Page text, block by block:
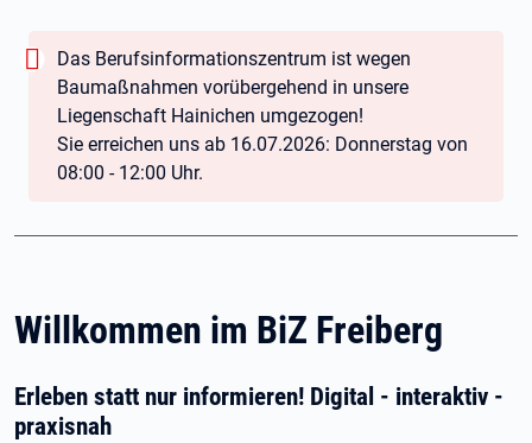
Wichtig:
Warnung:
Das Berufsinformationszentrum ist wegen
Baumaßnahmen vorübergehend in unsere
Liegenschaft Hainichen umgezogen!
Sie erreichen uns ab 16.07.2026: Donnerstag von
08:00 - 12:00 Uhr.
Willkommen im BiZ Freiberg
Erleben statt nur informieren! Digital - interaktiv -
praxisnah